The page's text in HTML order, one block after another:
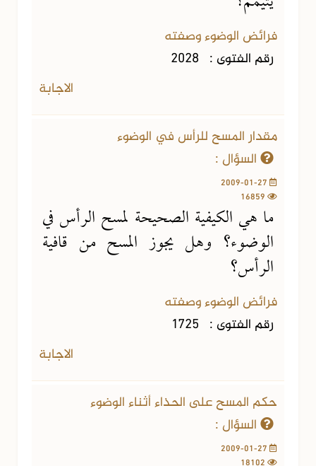
فرائض الوضوء وصفته
رقم الفتوى : 2028
الاجابة
مقدار المسح للرأس في الوضوء
السؤال :
ما هي الكيفية الصحيحة لمسح الرأس في
الوضوء؟ وهل يجوز المسح من قافية
الرأس؟
فرائض الوضوء وصفته
رقم الفتوى : 1725
الاجابة
حكم المسح على الحذاء أثناء الوضوء
السؤال :